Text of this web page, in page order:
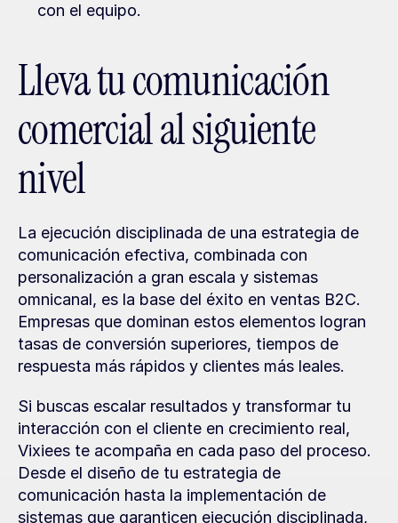
con el equipo.
Lleva tu comunicación
comercial al siguiente
nivel
La ejecución disciplinada de una estrategia de
comunicación efectiva, combinada con
personalización a gran escala y sistemas
omnicanal, es la base del éxito en ventas B2C.
Empresas que dominan estos elementos logran
tasas de conversión superiores, tiempos de
respuesta más rápidos y clientes más leales.
Si buscas escalar resultados y transformar tu
interacción con el cliente en crecimiento real,
Vixiees te acompaña en cada paso del proceso.
Desde el diseño de tu estrategia de
comunicación hasta la implementación de
sistemas que garanticen ejecución disciplinada,